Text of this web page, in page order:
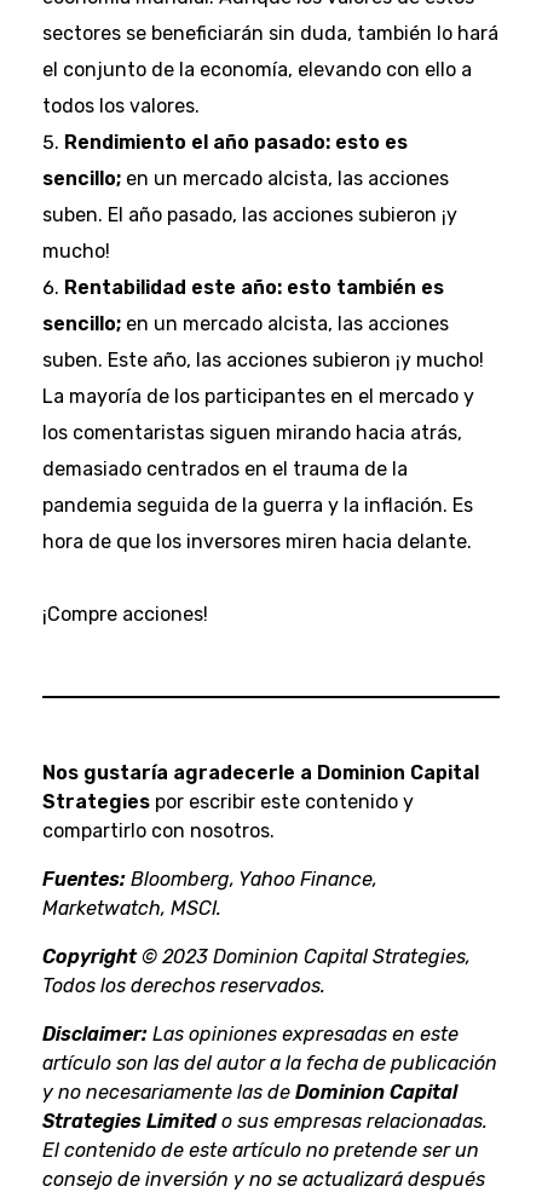
sectores se beneficiarán sin duda, también lo hará
el conjunto de la economía, elevando con ello a
todos los valores.
Rendimiento el año pasado: esto es
sencillo; en un mercado alcista, las acciones
suben. El año pasado, las acciones subieron ¡y
mucho!
Rentabilidad este año: esto también es
sencillo; en un mercado alcista, las acciones
suben. Este año, las acciones subieron ¡y mucho!
La mayoría de los participantes en el mercado y
los comentaristas siguen mirando hacia atrás,
demasiado centrados en el trauma de la
pandemia seguida de la guerra y la inflación. Es
hora de que los inversores miren hacia delante.
¡Compre acciones!
Nos gustaría agradecerle a Dominion Capital
Strategies por escribir este contenido y
compartirlo con nosotros.
Fuentes: Bloomberg, Yahoo Finance,
Marketwatch, MSCI.
Copyright© 2023 Dominion Capital Strategies,
Todos los derechos reservados.
Disclaimer: Las opiniones expresadas en este
artículo son las del autor a la fecha de publicación
y no necesariamente las de Dominion Capital
Strategies Limitedo sus empresas relacionadas.
El contenido de este artículo no pretende ser un
consejo de inversión y no se actualizará después